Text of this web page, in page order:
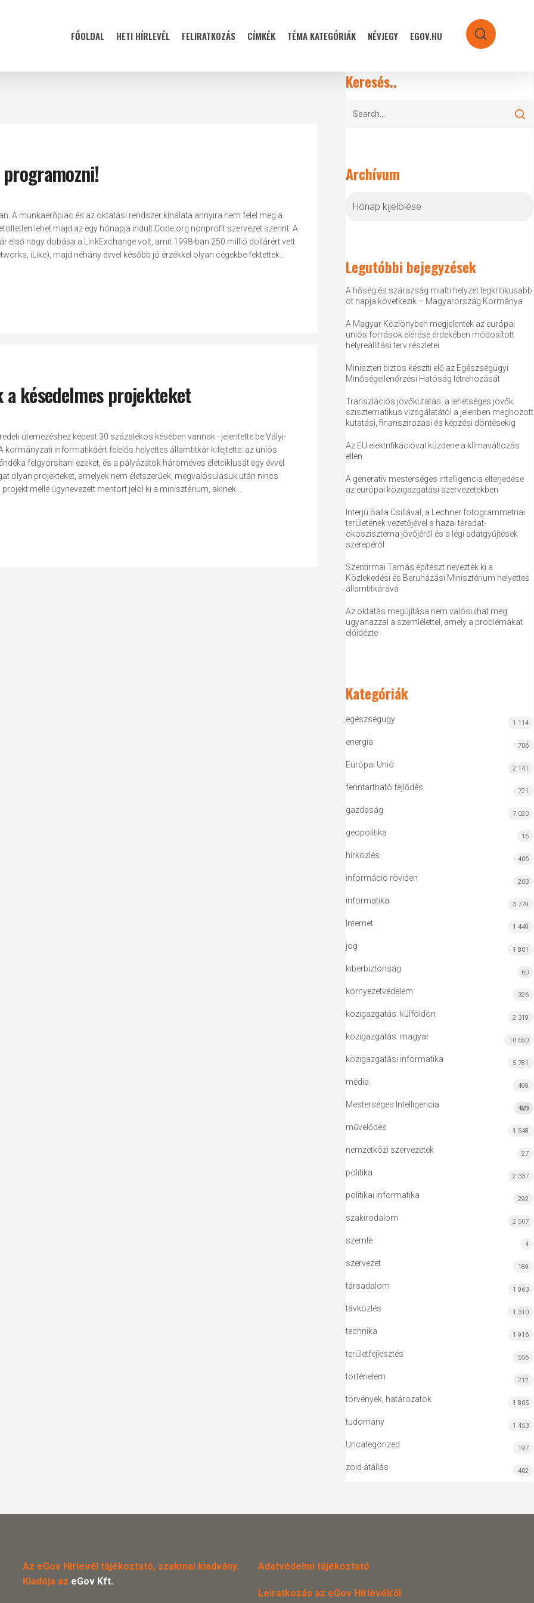
FŐOLDAL HETI HÍRLEVÉL FELIRATKOZÁS CÍMKÉK TÉMA KATEGÓRIÁK NÉVJEGY EGOV.HU search
A munkaerőpiac és az oktatási rendszer kínálata annyira nem felel meg a
lehet majd az egy hónapja indult Code.org nonprofit szervezet szerint. A
első nagy dobása a LinkExchange volt, amit 1998-ban 250 millió dollárért vett
iLike), majd néhány évvel később jó érzékkel olyan cégekbe fektettek...
késedelmes projekteket
ütemezéshez képest 30 százalékos késében vannak - jelentette be Vályi-
informatikáért felelős helyettes államtitkár kifejtette: az uniós
felgyorsítani ezeket, és a pályázatok hároméves életciklusát egy évvel
olyan projekteket, amelyek nem életszerűek, megvalósulásuk után nincs
mellé úgynevezett mentort jelöl ki a minisztérium, akinek...
Keresés..
Archívum
Legutóbbi bejegyzések
A hőség és szárazság miatti helyzet legkritikusabb
öt napja következik – Magyarország Kormánya
A Magyar Közlönyben megjelentek az európai
uniós források elérése érdekében módosított
helyreállítási terv részletei
Miniszteri biztos készíti elő az Egészségügyi
Minőségellenőrzési Hatóság létrehozását
Transzlációs jövőkutatás: a lehetséges jövők
szisztematikus vizsgálatától a jelenben meghozott
kutatási, finanszírozási és képzési döntésekig
Az EU elektrifikációval küzdene a klímaváltozás
ellen
A generatív mesterséges intelligencia elterjedése
az európai közigazgatási szervezetekben
Interjú Balla Csillával, a Lechner fotogrammetriai
területének vezetőjével a hazai téradat-
ökoszisztéma jövőjéről és a légi adatgyűjtések
szerepéről
Szentirmai Tamás építészt nevezték ki a
Közlekedési és Beruházási Minisztérium helyettes
államtitkárává
Az oktatás megújítása nem valósulhat meg
ugyanazzal a szemlélettel, amely a problémákat
előidézte
Kategóriák
egészségügy 1 114
energia 706
Európai Unió 2 141
fenntartható fejlődés 721
gazdaság 7 020
geopolitika 16
hírközlés 406
információ röviden 203
informatika 3 779
Internet 1 449
jog 1 801
kiberbiztonság 60
környezetvédelem 326
közigazgatás: külföldön 2 319
közigazgatás: magyar 10 650
közigazgatási informatika 5 781
média 488
Mesterséges Intelligencia MI
420
művelődés 1 548
nemzetközi szervezetek 27
politika 2 337
politikai informatika 292
szakirodalom 2 507
szemle 4
szervezet 189
társadalom 1 963
távközlés 1 310
technika 1 916
területfejlesztés 556
történelem 212
törvények, határozatok 1 805
tudomány 1 453
Uncategorized 197
zöld átállás 402
Az eGov Hírlevél tájékoztató, szakmai kiadvány.
Kiadója az eGov Kft.
Adatvédelmi tájékoztató
Leiratkozás az eGov Hírlevélről